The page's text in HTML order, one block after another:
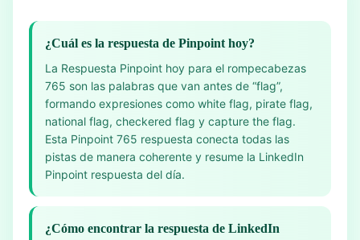
¿Cuál es la respuesta de Pinpoint hoy?
La Respuesta Pinpoint hoy para el rompecabezas
765 son las palabras que van antes de “flag”,
formando expresiones como white flag, pirate flag,
national flag, checkered flag y capture the flag.
Esta Pinpoint 765 respuesta conecta todas las
pistas de manera coherente y resume la LinkedIn
Pinpoint respuesta del día.
¿Cómo encontrar la respuesta de LinkedIn